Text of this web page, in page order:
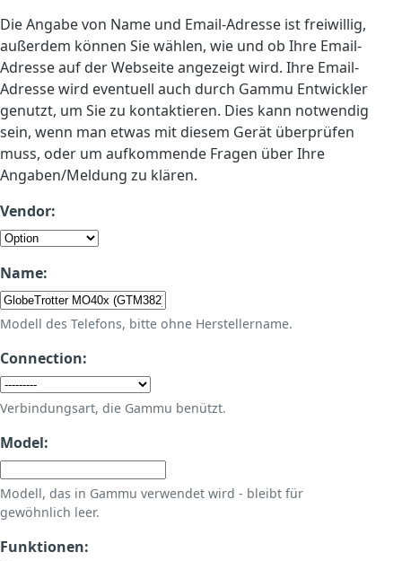
Die Angabe von Name und Email-Adresse ist freiwillig,
außerdem können Sie wählen, wie und ob Ihre Email-
Adresse auf der Webseite angezeigt wird. Ihre Email-
Adresse wird eventuell auch durch Gammu Entwickler
genutzt, um Sie zu kontaktieren. Dies kann notwendig
sein, wenn man etwas mit diesem Gerät überprüfen
muss, oder um aufkommende Fragen über Ihre
Angaben/Meldung zu klären.
Vendor:
Name:
Modell des Telefons, bitte ohne Herstellername.
Connection:
Verbindungsart, die Gammu benützt.
Model:
Modell, das in Gammu verwendet wird - bleibt für
gewöhnlich leer.
Funktionen: